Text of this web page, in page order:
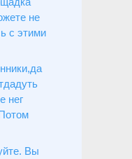
не
с этими
нег
Вы